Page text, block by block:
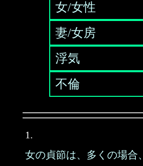
女/女性
妻/女房
浮気
不倫
1.
女の貞節は、多くの場合、